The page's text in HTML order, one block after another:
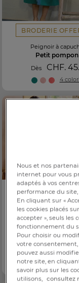
BRODERIE
Peignoir à
Petit pompon
Dès CHF.
4
BRODERIE
Peignoir enfant
Parenthèse
DèsCHF.
5
Nous et nos
internet pour vous
adaptés à vos
performance du
En cliquant sur «
les cookies placés
accepter », seuls les
fonctionnement du
Pour choisir ou
votre consentement,
pouvez aussi
notre site, en
savoir plus sur les
utilisons, consultez